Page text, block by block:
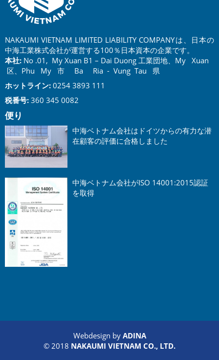
NAKAUMI VIETNAM LIMITED LIABILITY COMPANYは、日本の
中海工業株式会社が運営する100％日本資本の企業です。
本社: No .01, My Xuan B1 – Dai Duong 工業団地、My Xuan
区、Phu My 市 Ba Ria - Vung Tau 県
ホットライン: 0254 3893 111
税番号: 360 345 0082
便り
中海ベトナム会社はドイツからの有力な潜
在顧客の評価に合格しました
中海ベトナム会社がISO 14001:2015認証
を取得
Webdesign by ADINA
© 2018 NAKAUMI VIETNAM CO., LTD.